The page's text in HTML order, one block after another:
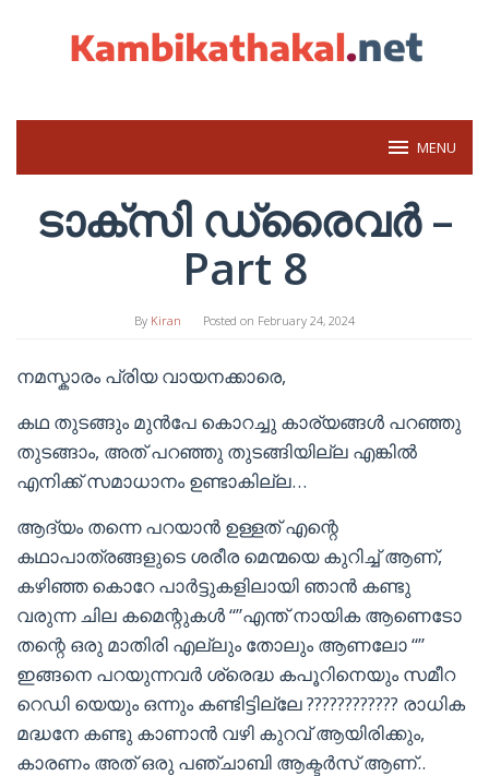
MENU
ടാക്സി ഡ്രൈവർ –
Part 8
By Kiran Posted on February 24, 2024
നമസ്കാരം പ്രിയ വായനക്കാരെ,
കഥ തുടങ്ങും മുൻപേ കൊറച്ചു കാര്യങ്ങൾ പറഞ്ഞു
തുടങ്ങാം, അത് പറഞ്ഞു തുടങ്ങിയില്ല എങ്കിൽ
എനിക്ക് സമാധാനം ഉണ്ടാകില്ല…
ആദ്യം തന്നെ പറയാൻ ഉള്ളത് എന്റെ
കഥാപാത്രങ്ങളുടെ ശരീര മെന്മയെ കുറിച്ച് ആണ്,
കഴിഞ്ഞ കൊറേ പാർട്ടുകളിലായി ഞാൻ കണ്ടു
വരുന്ന ചില കമെന്റുകൾ “”എന്ത് നായിക ആണെടോ
തന്റെ ഒരു മാതിരി എല്ലും തോലും ആണലോ “”
ഇങ്ങനെ പറയുന്നവർ ശ്രെദ്ധ കപൂറിനെയും സമീറ
റെഡി യെയും ഒന്നും കണ്ടിട്ടില്ലേ ???????????? രാധിക
മദ്ധനേ കണ്ടു കാണാൻ വഴി കുറവ് ആയിരിക്കും,
കാരണം അത് ഒരു പഞ്ചാബി ആക്ടർസ് ആണ്..